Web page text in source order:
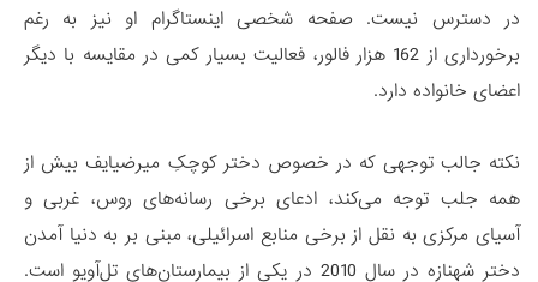
در دسترس نیست. صفحه شخصی اینستاگرام او نیز به رغم
برخورداری از 162 هزار فالور، فعالیت بسیار کمی در مقایسه با دیگر
اعضای خانواده دارد.
نکته جالب توجهی که در خصوص دختر کوچکِ میرضیایف بیش از
همه جلب توجه می‌کند، ادعای برخی رسانه‌های روس، غربی و
آسیای مرکزی به نقل از برخی منابع اسرائیلی، مبنی بر به دنیا آمدن
دختر شهنازه در سال 2010 در یکی از بیمارستان‌های تل‌آویو است.